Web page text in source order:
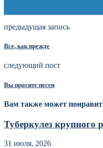
предыдущая запись
Все, как прежде
следующий пост
Вы просите песен
Вам также может
Туберкулез крупного
31 июля, 2026